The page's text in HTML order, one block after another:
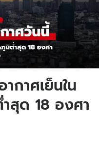
กาศเย็นใน
สุด 18 องศา